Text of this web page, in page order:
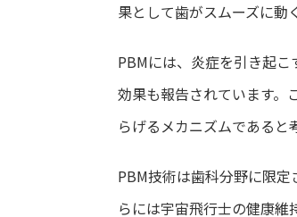
果として歯がスムーズに動
PBMには、炎症を引き起
効果も報告されています。
らげるメカニズムであると
PBM技術は歯科分野に限
らには宇宙飛行士の健康